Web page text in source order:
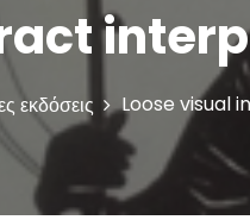
εκδόσεις Loose visual